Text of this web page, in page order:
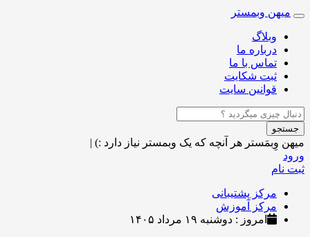
Toggle
navigation
میهن وبمستر
وبلاگ
درباره ما
تماس با ما
ثبت شکایت
قوانین سایت
جستجو
میهن وِبمَستر هر آنچه که یک وبمستر نیاز دارد :) |
ورود
ثبت نام
مرکز پشتیبانی
مرکز آموزش
امروز : دوشنبه ۱۹ مرداد ۱۴۰۵